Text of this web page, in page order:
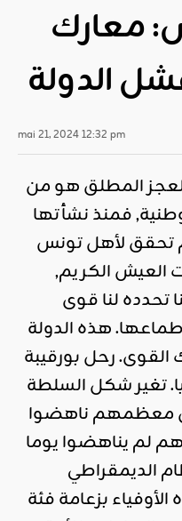
معارك
الدولة
mai 21, 2024 12:32 pm
العجز المطلق هو من
فمنذ نشأتها
تحقق لأهل تونس
العيش الكريم,
تحدده لنا قوى
هذه الدولة
القوى. رحل بورقيبة
تغير شكل السلطة
معظمهم ناهضوا
لم يناهضوا يوما
الديمقراطي
بزعامة فئة